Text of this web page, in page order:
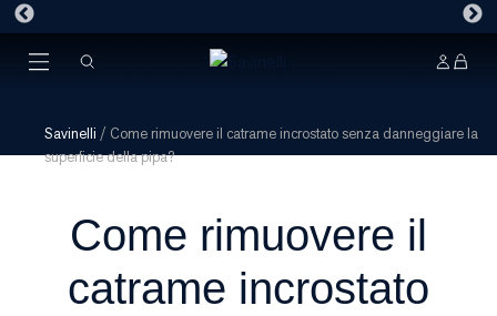
Savinelli / Come rimuovere il catrame incrostato senza danneggiare la
superficie della pipa?
Come rimuovere il
catrame incrostato